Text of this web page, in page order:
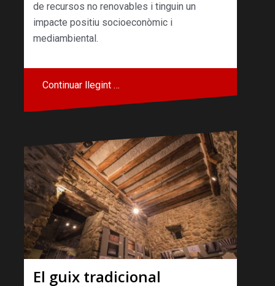
de recursos no renovables i tinguin un
impacte positiu socioeconòmic i
mediambiental.
Continuar llegint …
El guix tradicional